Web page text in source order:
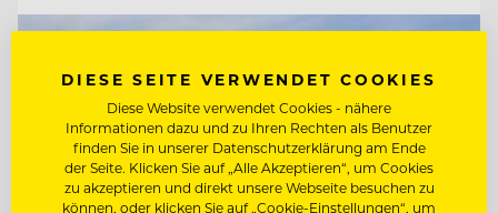
DIESE SEITE VERWENDET COOKIES
Diese Website verwendet Cookies - nähere
Informationen dazu und zu Ihren Rechten als Benutzer
finden Sie in unserer Datenschutzerklärung am Ende
der Seite. Klicken Sie auf „Alle Akzeptieren“, um Cookies
zu akzeptieren und direkt unsere Webseite besuchen zu
können, oder klicken Sie auf „Cookie-Einstellungen“, um